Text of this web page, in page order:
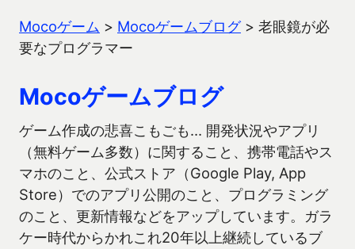
Mocoゲーム > Mocoゲームブログ> 老眼鏡が必
要なプログラマー
Mocoゲームブログ
ゲーム作成の悲喜こもごも… 開発状況やアプリ
（無料ゲーム多数）に関すること、携帯電話やス
マホのこと、公式ストア（Google Play, App
Store）でのアプリ公開のこと、プログラミング
のこと、更新情報などをアップしています。ガラ
ケー時代からかれこれ20年以上継続しているブ